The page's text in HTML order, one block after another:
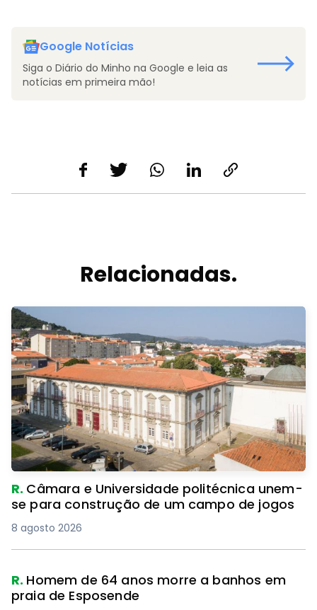
Google Notícias
Siga o Diário do Minho na Google e leia as
notícias em primeira mão!
Relacionadas.
R. Câmara e Universidade politécnica unem-
se para construção de um campo de jogos
8 agosto 2026
R. Homem de 64 anos morre a banhos em
praia de Esposende